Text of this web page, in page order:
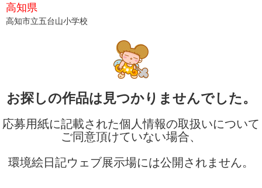
高知県
高知市立五台山小学校
お探しの作品は見つかりませんでした。
応募用紙に記載された個人情報の取扱いについて
ご同意頂けていない場合、
環境絵日記ウェブ展示場には公開されません。